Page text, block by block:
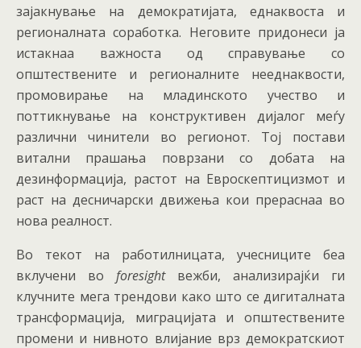
зајакнување на демократијата, еднаквоста и
регионалната соработка. Неговите придонеси ја
истакнаа важноста од справување со
општествените и регионалните нееднаквости,
промовирање на младинското учество и
поттикнување на конструктивен дијалог меѓу
различни чинители во регионот. Тој постави
витални прашања поврзани со добата на
дезинформација, растот на Евроскептицизмот и
раст на десничарски движења кои прераснаа во
нова реалност.
Во текот на работилницата, учесниците беа
вклучени во foresightвежби, анализирајќи ги
клучните мега трендови како што се дигиталната
трансформација, миграцијата и општествените
промени и нивното влијание врз демократскиот